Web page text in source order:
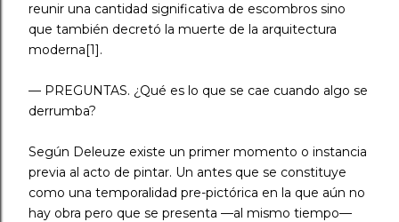
reunir una cantidad significativa de escombros sino
que también decretó la muerte de la arquitectura
moderna[1].
— PREGUNTAS. ¿Qué es lo que se cae cuando algo se
derrumba?
Según Deleuze existe un primer momento o instancia
previa al acto de pintar. Un antes que se constituye
como una temporalidad pre-pictórica en la que aún no
hay obra pero que se presenta —al mismo tiempo—